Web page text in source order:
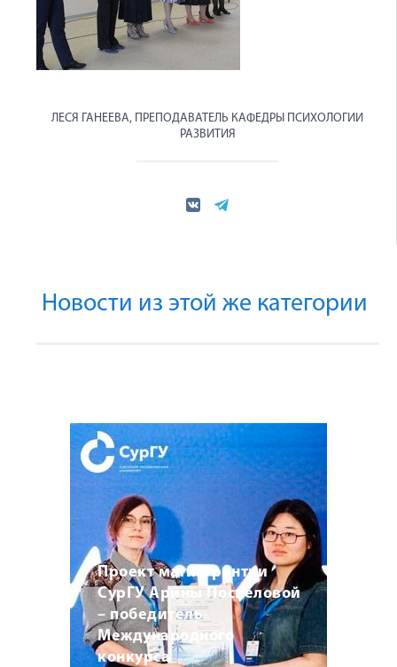
ЛЕСЯ ГАНЕЕВА, ПРЕПОДАВАТЕЛЬ КАФЕДРЫ ПСИХОЛОГИИ
РАЗВИТИЯ
Новости из этой же категории
Проект магистрантки
СурГУ Арины Поспеловой
– победитель
Международного
конкурса